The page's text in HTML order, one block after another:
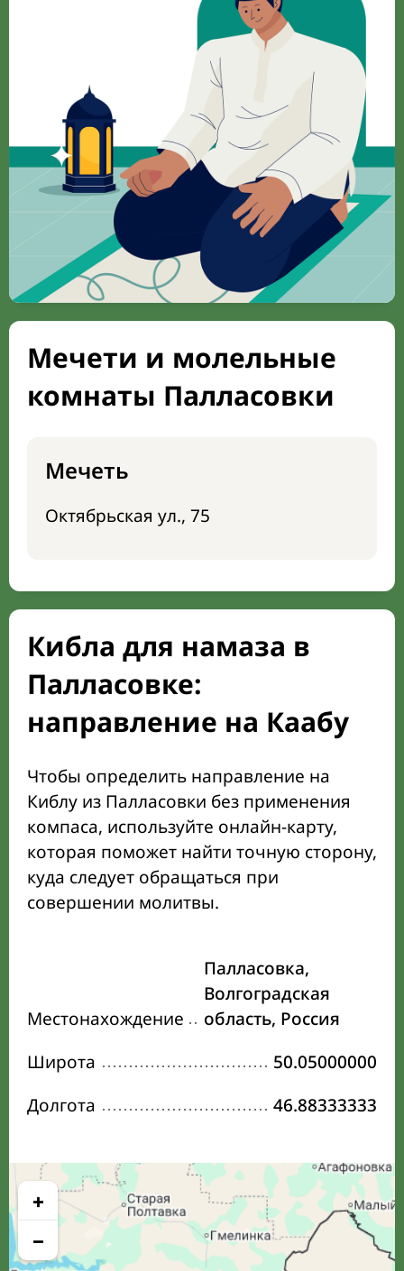
Мечети и молельные
комнаты Палласовки
Мечеть
Октябрьская ул., 75
Кибла для намаза в
Палласовке:
направление на Каабу
Чтобы определить направление на
Киблу из Палласовки без применения
компаса, используйте онлайн-карту,
которая поможет найти точную сторону,
куда следует обращаться при
совершении молитвы.
Местонахождение
Палласовка,
Волгоградская
область, Россия
Широта
50.05000000
Долгота
46.88333333
+
−